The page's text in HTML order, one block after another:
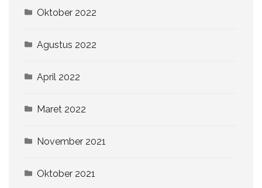
Oktober 2022
Agustus 2022
April 2022
Maret 2022
November 2021
Oktober 2021